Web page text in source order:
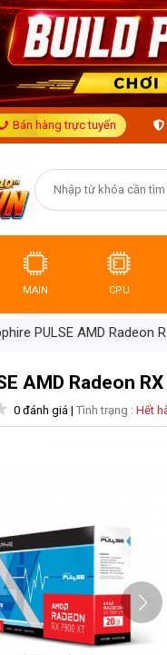
Bán hàng trực tuyến
MAIN CPU
PULSE AMD Radeon
AMD Radeon
0 đánh giá | Tình trạng : Hết